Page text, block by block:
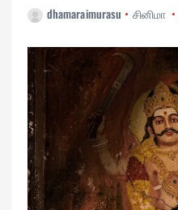
dhamaraimurasu சினிமா